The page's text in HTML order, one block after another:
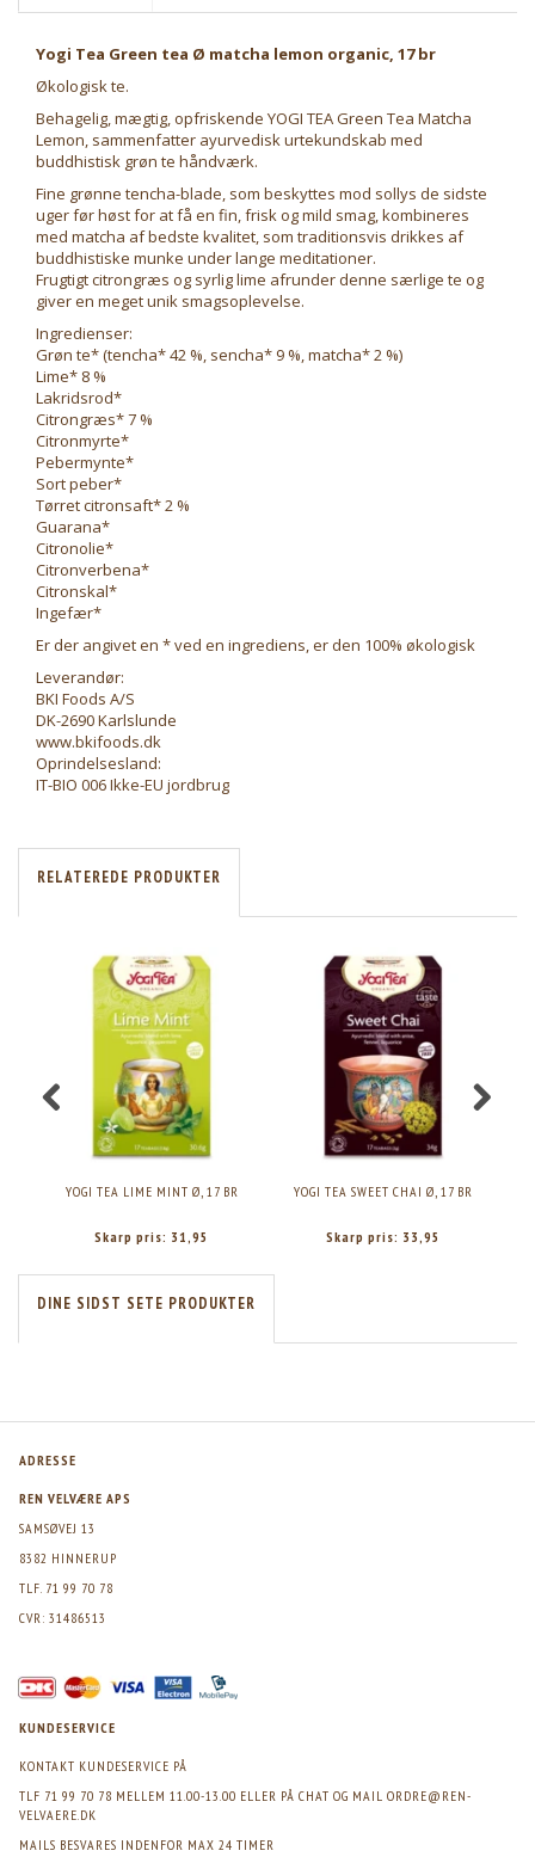
Yogi Tea Green tea Ø matcha lemon organic, 17 br
Økologisk te.
Behagelig, mægtig, opfriskende YOGI TEA Green Tea Matcha
Lemon, sammenfatter ayurvedisk urtekundskab med
buddhistisk grøn te håndværk.
Fine grønne tencha-blade, som beskyttes mod sollys de sidste
uger før høst for at få en fin, frisk og mild smag, kombineres
med matcha af bedste kvalitet, som traditionsvis drikkes af
buddhistiske munke under lange meditationer.
Frugtigt citrongræs og syrlig lime afrunder denne særlige te og
giver en meget unik smagsoplevelse.
Ingredienser:
Grøn te* (tencha* 42 %, sencha* 9 %, matcha* 2 %)
Lime* 8 %
Lakridsrod*
Citrongræs* 7 %
Citronmyrte*
Pebermynte*
Sort peber*
Tørret citronsaft* 2 %
Guarana*
Citronolie*
Citronverbena*
Citronskal*
Ingefær*
Er der angivet en * ved en ingrediens, er den 100% økologisk
Leverandør:
BKI Foods A/S
DK-2690 Karlslunde
www.bkifoods.dk
Oprindelsesland:
IT-BIO 006 Ikke-EU jordbrug
RELATEREDE PRODUKTER
YOGI TEA LIME MINT Ø, 17 BR
Skarp pris: 31,95
YOGI TEA SWEET CHAI Ø, 17 BR
Skarp pris: 33,95
DINE SIDST SETE PRODUKTER
ADRESSE
REN VELVÆRE APS
SAMSØVEJ 13
8382 HINNERUP
TLF. 71 99 70 78
CVR: 31486513
KUNDESERVICE
KONTAKT KUNDESERVICE PÅ
TLF 71 99 70 78 MELLEM 11.00-13.00 ELLER PÅ CHAT OG MAIL ORDRE@REN-
VELVAERE.DK
MAILS BESVARES INDENFOR MAX 24 TIMER